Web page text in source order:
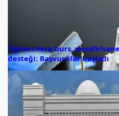
Öğrencilere burs,
desteği: Başvurular başladı